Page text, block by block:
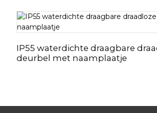
IP55 waterdichte draagbare
deurbel met naamplaatje